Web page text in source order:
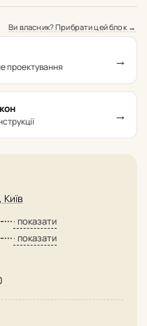
Ви власник? Прибрати цей блок →
проектування →
→
Київ
· показати
· показати